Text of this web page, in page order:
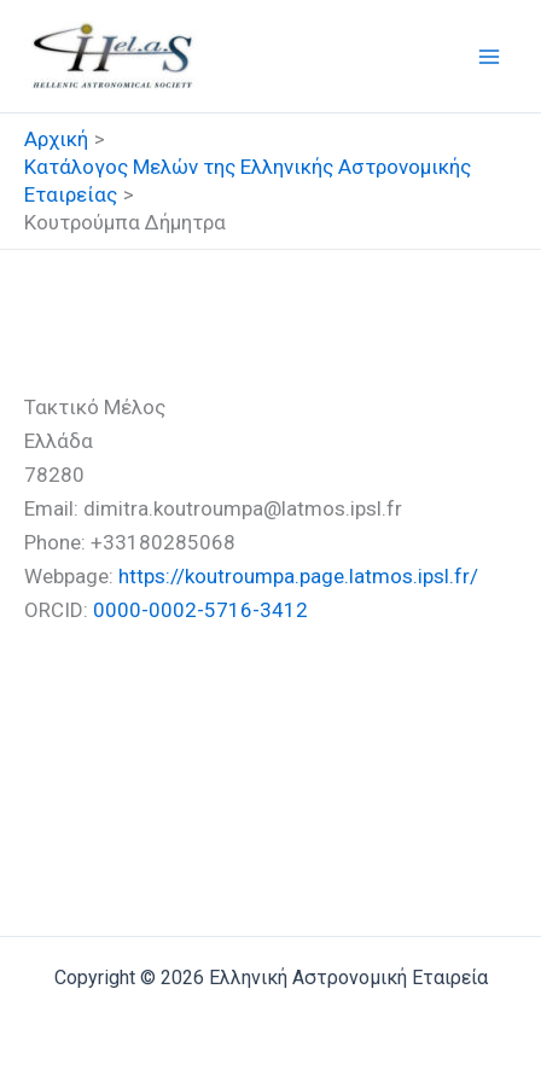
στο
περιεχόμενο
Αρχική
Κατάλογος Μελών της Ελληνικής Αστρονομικής
Εταιρείας
Κουτρούμπα Δήμητρα
Τακτικό Μέλος
Ελλάδα
78280
Email: dimitra.koutroumpa@latmos.ipsl.fr
Phone: +33180285068
Webpage: https://koutroumpa.page.latmos.ipsl.fr/
ORCID: 0000-0002-5716-3412
Copyright © 2026 Ελληνική Αστρονομική Εταιρεία